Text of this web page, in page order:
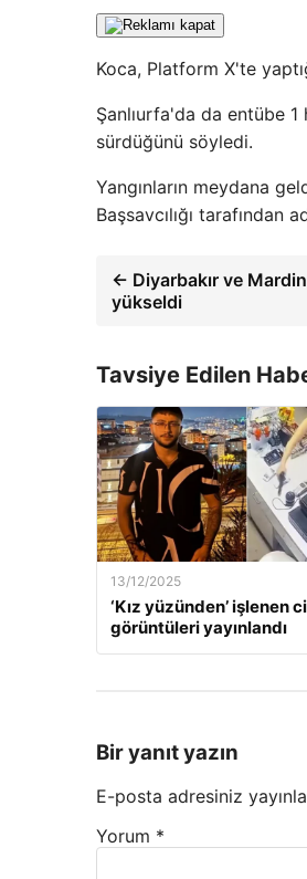
Koca, Platform X'te
Şanlıurfa'da da entübe
sürdüğünü söyledi.
Yangınların meydana
Başsavcılığı tarafından
← Diyarbakır ve
yükseldi
Tavsiye Edilen
13/12/2025
‘Kız yüzünden’ işlenen
görüntüleri yayınlandı
Bir yanıt yazın
E-posta adresiniz
Yorum *